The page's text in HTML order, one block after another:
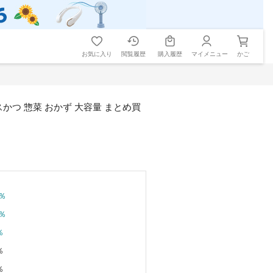
お気に入り 閲覧履歴 購入履歴 マイメニュー かご
つ 惣菜 おかず 大容量 まとめ買